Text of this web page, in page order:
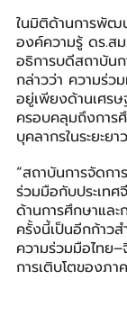
ในมิติด้านการพัฒ
องค์ความรู้ ดร.ส
อธิการบดีสถาบั
กล่าวว่า ความร่ว
อยู่เพียงด้านเศร
ครอบคลุมถึงการ
บุคลากรในระยะยาว
“สถาบันการจัด
ร่วมมือกับประเท
ด้านการศึกษาและ
ครั้งนี้เป็นอีกก้าว
ความร่วมมือไทย
การเติบโตของภา